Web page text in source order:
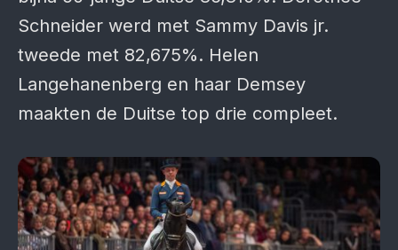
Schneider werd met Sammy Davis jr.
tweede met 82,675%. Helen
Langehanenberg en haar Demsey
maakten de Duitse top drie compleet.